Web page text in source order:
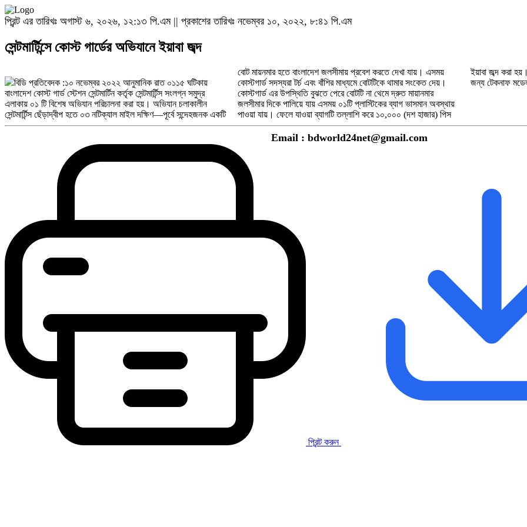
প্রিন্ট এর তারিখঃ অগাস্ট ৬, ২০২৬, ১২:১৩ পি.এম || প্রকাশের তারিখঃ নভেম্বর ১০, ২০২২, ৮:৪১ পি.এম
সেন্টমার্টিন্সে কোস্ট গার্ডের অভিযানে ইয়াবা জব্দ
বিডি প্রতিবেদক :১০ নভেম্বর ২০২২ আনুমানিক রাত ০১১৫ ঘটিকায়
বাংলাদেশ কোস্ট গার্ড স্টেশন সেন্টমার্টিন কর্তৃক সেন্টমার্টিন্স সংলগ্ন সমুদ্র
এলাকায় ০১ টি বিশেষ অভিযান পরিচালনা করা হয়। অভিযান চলাকালীন
সেন্টমার্টিন্স ছেঁড়াদ্বীপ হতে ০৩ নটিক্যাল মাইল দক্ষিণ—পূর্বে সন্দেহজনক একটি
বোট মায়নমার হতে বাংলাদেশ জলসীমায় প্রবেশ করতে দেখা যায়। এসময়
কোস্টগার্ড সদস্যরা টর্চ এবং বাঁশির মাধ্যমে বোটটিকে থামার সংকেত দেয়।
কোস্টগার্ড এর উপস্থিতি বুঝতে পেরে বোটটি না থেমে দ্রুত মায়ানমার
জলসীমার দিকে পালিয়ে যায় এসময় ০১টি প্লাস্টিকের ব্যাগ ভাসমান অবস্থায়
পাওয়া যায়। ফেলে যাওয়া ব্যাগটি তল্লাশি করে ১০,০০০ (দশ হাজার) পিস
ইয়াবা জব্দ করা হয়। পরবর্তীতে জব্দকৃত ইয়াবা আইনানুগ ব্যবস্থা গ্রহণের
জন্য টেকনাফ
Email : bdworld24net@gmail.com
প্রিন্ট করুন